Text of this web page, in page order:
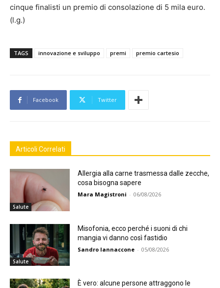
cinque finalisti un premio di consolazione di 5 mila euro.
(l.g.)
TAGS innovazione e sviluppo premi premio cartesio
Facebook Twitter
Articoli Correlati
Salute
Allergia alla carne trasmessa dalle zecche,
cosa bisogna sapere
Mara Magistroni - 06/08/2026
Salute
Misofonia, ecco perché i suoni di chi
mangia vi danno così fastidio
Sandro Iannaccone - 05/08/2026
È vero: alcune persone attraggono le